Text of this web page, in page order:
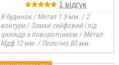
1
В будинок / Метал 1.5 мм. / 2
контури / Замки сейфовий і під
циліндр з поворотником / Метал-
Мдф 12 мм. / Полотно 80 мм.